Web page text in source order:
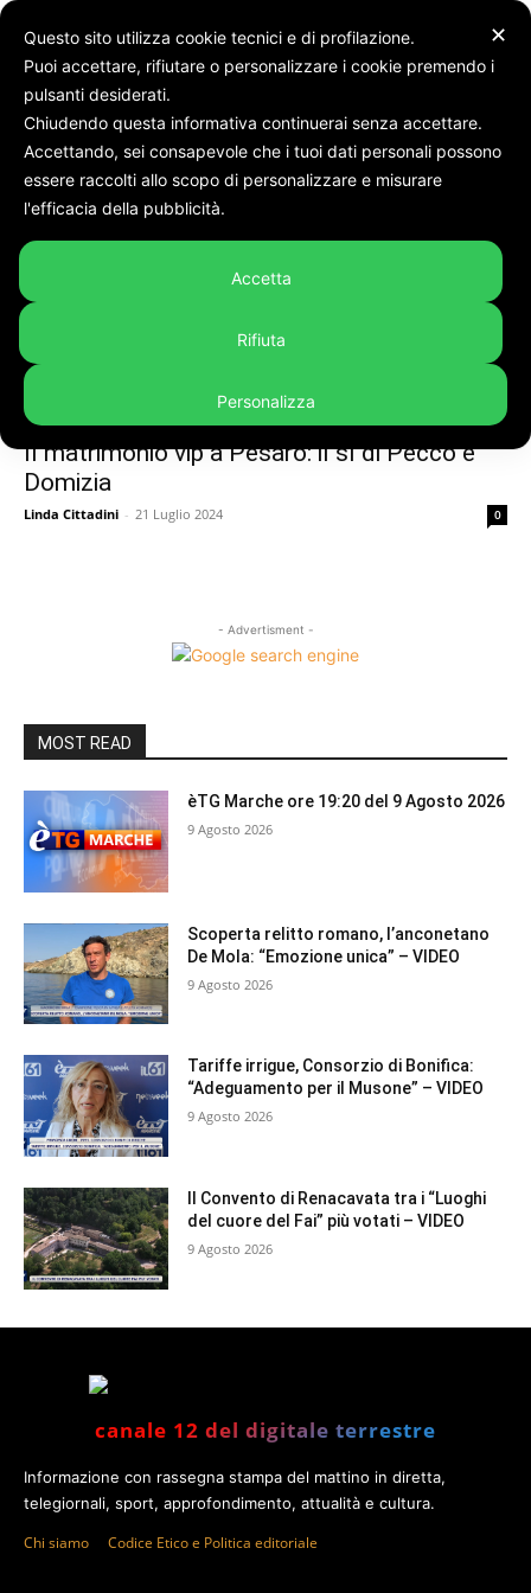
Tags Pecco
Tag:pecco
Il matrimonio vip a Pesaro: il sì di Pecco e
Domizia
Linda Cittadini - 21 Luglio 2024 0
- Advertisment -
MOST READ
èTG Marche ore 19:20 del 9 Agosto 2026
9 Agosto 2026
Scoperta relitto romano, l’anconetano
De Mola: “Emozione unica” – VIDEO
9 Agosto 2026
Tariffe irrigue, Consorzio di Bonifica:
“Adeguamento per il Musone” – VIDEO
9 Agosto 2026
Il Convento di Renacavata tra i “Luoghi
del cuore del Fai” più votati – VIDEO
9 Agosto 2026
canale 12 del digitale terrestre
Informazione con rassegna stampa del mattino in diretta,
telegiornali, sport, approfondimento, attualità e cultura.
Chi siamo Codice Etico e Politica editoriale
✕
Questo sito utilizza cookie tecnici e di profilazione.
Puoi accettare, rifiutare o personalizzare i cookie premendo i
pulsanti desiderati.
Chiudendo questa informativa continuerai senza accettare.
Accettando, sei consapevole che i tuoi dati personali possono
essere raccolti allo scopo di personalizzare e misurare
l'efficacia della pubblicità.
Accetta
Rifiuta
Personalizza